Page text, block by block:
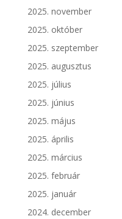
2025. november
2025. október
2025. szeptember
2025. augusztus
2025. július
2025. június
2025. május
2025. április
2025. március
2025. február
2025. január
2024. december